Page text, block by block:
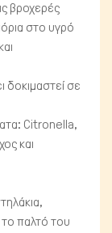
βροχερές
στο υγρό
δοκιμαστεί σε
Citronella,
και
παλτό του